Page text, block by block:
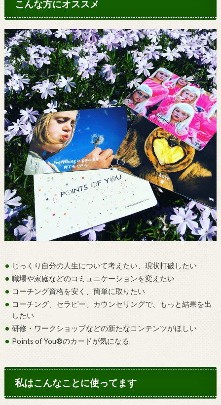
こんな方にオススメ
じっくり自分の人生について考えたい、現状打破したい
職場や家庭などのコミュニケーションを変えたい
コーチング資格を安く、簡単に取りたい
コーチング、セラピー、カウンセリングで、もっと結果を出
したい
研修・ワークショップなどの新たなコンテンツがほしい
Points of You®のカードが気になる
私はこんなことに使ってます